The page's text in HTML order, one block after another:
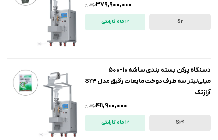
تومان379,900,000
S2 12 ماه گارانتی
دستگاه پرکن بسته بندی ساشه 10-500
میلی‌لیتر سه طرف دوخت مایعات رقیق مدل S24
آرازتک
تومان411,900,000
S24 12 ماه گارانتی